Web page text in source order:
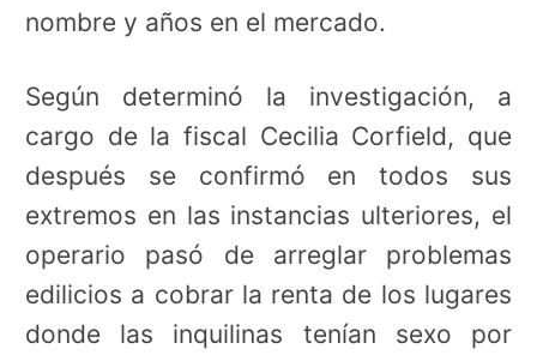
nombre y años en el mercado.
Según determinó la investigación, a
cargo de la fiscal Cecilia Corfield, que
después se confirmó en todos sus
extremos en las instancias ulteriores, el
operario pasó de arreglar problemas
edilicios a cobrar la renta de los lugares
donde las inquilinas tenían sexo por